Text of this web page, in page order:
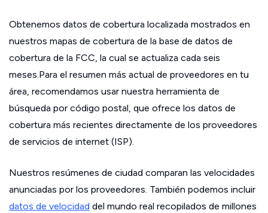
Obtenemos datos de cobertura localizada mostrados en
nuestros mapas de cobertura de la base de datos de
cobertura de la FCC, la cual se actualiza cada seis
meses.Para el resumen más actual de proveedores en tu
área, recomendamos usar nuestra herramienta de
búsqueda por código postal, que ofrece los datos de
cobertura más recientes directamente de los proveedores
de servicios de internet (ISP).
Nuestros resúmenes de ciudad comparan las velocidades
anunciadas por los proveedores. También podemos incluir
datos de velocidad del mundo real recopilados de millones